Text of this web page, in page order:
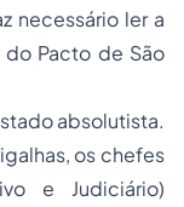
necessário ler a
Pacto de São
absolutista.
os chefes
e Judiciário)